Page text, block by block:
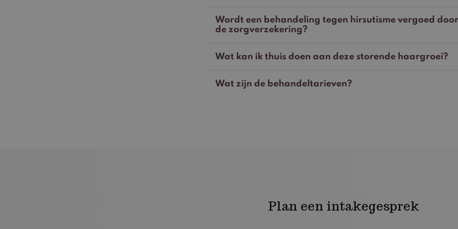
Wordt een behandeling tegen hirsutisme vergoed door
de zorgverzekering?
Wat kan ik thuis doen aan deze storende haargroei?
Wat zijn de behandeltarieven?
Plan een intakegesprek